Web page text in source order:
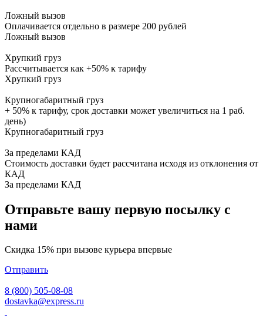
Ложный вызов
Оплачивается отдельно в размере 200 рублей
Ложный вызов
Хрупкий груз
Рассчитывается как +50% к тарифу
Хрупкий груз
Крупногабаритный груз
+ 50% к тарифу, срок доставки может увеличиться на 1 раб.
день)
Крупногабаритный груз
За пределами КАД
Стоимость доставки будет рассчитана исходя из отклонения от
КАД
За пределами КАД
Отправьте вашу первую посылку с
нами
Скидка 15% при вызове курьера впервые
Отправить
8 (800) 505-08-08
dostavka@express.ru